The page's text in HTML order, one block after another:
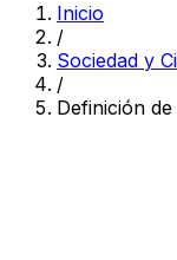
Inicio
/
Sociedad y
/
Definición